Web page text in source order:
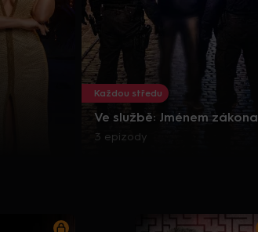
Každou středu
Ve službě: Jménem zákona
3 epizody